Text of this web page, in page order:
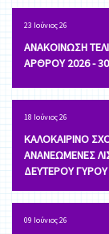
23 Ιούνιος 26
ΑΝΑΚΟΙΝΩΣΗ
ΑΡΘΡΟΥ 2026 -
18 Ιούνιος 26
ΚΑΛΟΚΑΙΡΙΝΟ
ΑΝΑΝΕΩΜΕΝΕΣ
ΔΕΥΤΕΡΟΥ ΓΥΡΟΥ
09 Ιούνιος 26